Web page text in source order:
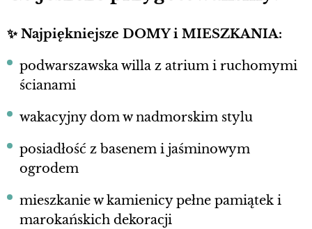
✨Najpiękniejsze DOMY i MIESZKANIA:
podwarszawska willa z atrium i ruchomymi
ścianami
wakacyjny dom w nadmorskim stylu
posiadłość z basenem i jaśminowym
ogrodem
mieszkanie w kamienicy pełne pamiątek i
marokańskich dekoracji